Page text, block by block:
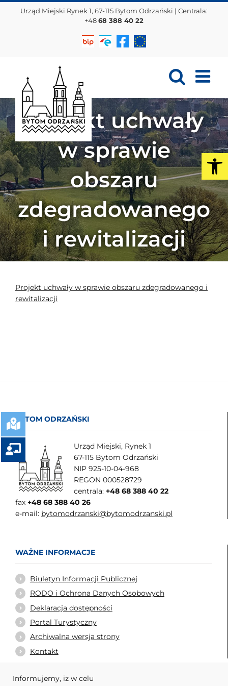
Przejdź
Urząd Miejski Rynek 1, 67-115 Bytom Odrzański | Centrala:
+4868 388 40 22
BiuletynEPUAPFacebookProjekty
Projekt uchwały
w sprawie
obszaru
zdegradowanego
i rewitalizacji
Projekt uchwały w sprawie obszaru zdegradowanego i
rewitalizacji
BYTOM ODRZAŃSKI
Urząd Miejski, Rynek 1
67-115 Bytom Odrzański
NIP 925-10-04-968
REGON 000528729
centrala: +48 68 388 40 22
fax +48 68 388 40 26
e-mail: bytomodrzanski@bytomodrzanski.pl
WAŻNE INFORMACJE
Biuletyn Informacji Publicznej
RODO i Ochrona Danych Osobowych
Deklaracja dostępności
Portal Turystyczny
Archiwalna wersja strony
Kontakt
Informujemy, iż w celu